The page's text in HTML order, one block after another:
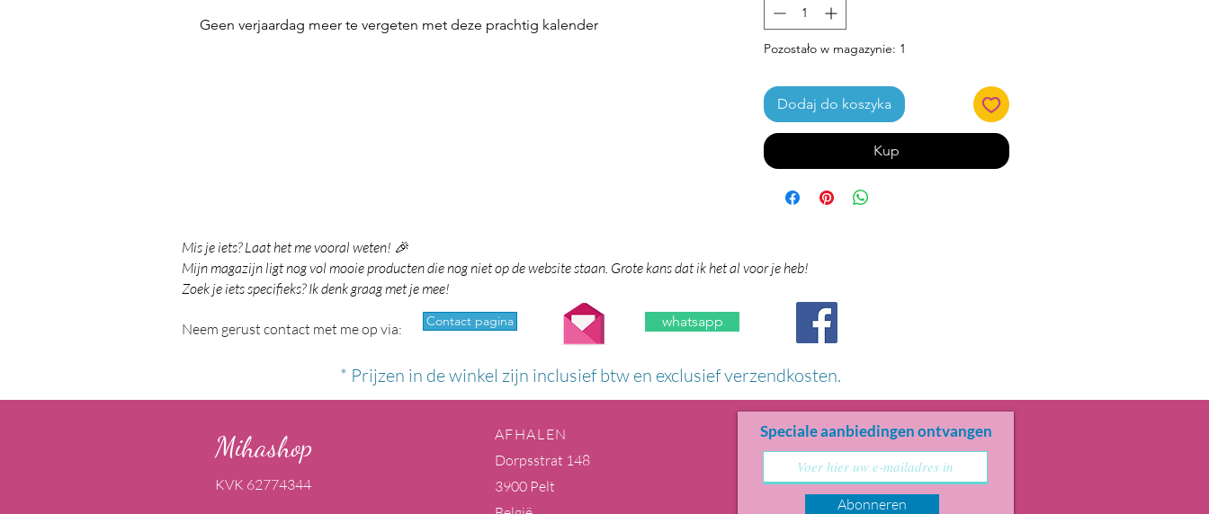
Geen verjaardag meer te vergeten met deze prachtig kalender
Pozostało w magazynie: 1
Dodaj do koszyka
Kup
Mis je iets? Laat het me vooral weten! 🎉
Mijn magazijn ligt nog vol mooie producten die nog niet op de website staan. Grote kans dat ik het al voor je heb!
Zoek je iets specifieks? Ik denk graag met je mee!
Neem gerust contact met me op via: Contact pagina whatsapp
* Prijzen in de winkel zijn inclusief btw en exclusief verzendkosten.
Mihashop
KVK 62774344
AFHALEN
Dorpsstrat 148
3900 Pelt
Speciale aanbiedingen ontvangen
Abonneren